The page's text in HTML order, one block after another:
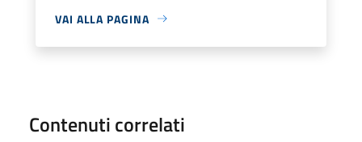
VAI ALLA PAGINA
Contenuti correlati